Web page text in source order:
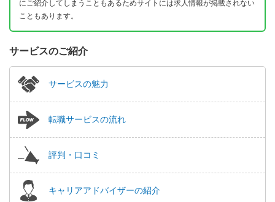
にご紹介してしまうこともあるためサイトには求人情報が掲載されない
こともあります。
サービスのご紹介
サービスの魅力
転職サービスの流れ
評判・口コミ
キャリアアドバイザーの紹介